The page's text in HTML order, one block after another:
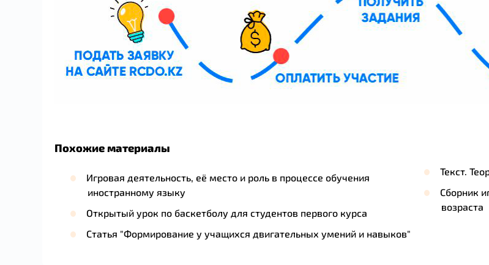
Похожие материалы
Игровая деятельность, её место и роль в процессе обучения
иностранному языку
Открытый урок по баскетболу для студентов первого курса
Статья "Формирование у учащихся двигательных умений и навыков"
Текст.
Сборник
возраста